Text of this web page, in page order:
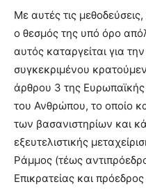
Με αυτές τις
ο θεσμός της υπό όρο
αυτός καταργείται για
συγκεκριμένου
άρθρου 3 της
του Ανθρώπου, το οποίο
των βασανιστηρίων και
εξευτελιστικής
Ράμμος (τέως
Επικρατείας και